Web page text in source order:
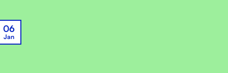
06
Jan